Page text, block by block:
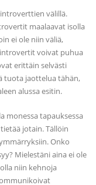
välillä.
maalaavat isolla
ei ole niin väliä,
voivat puhua
erittäin selvästi
tuota jaottelua tähän,
alussa esitin.
monessa tapauksessa
jotain. Tällöin
Onko
Mielestäni aina ei ole
niin kehnoja